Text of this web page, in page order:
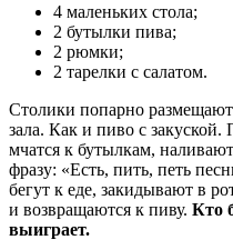
4 маленьких стола;
2 бутылки пива;
2 рюмки;
2 тарелки с салатом.
Столики попарно
зала. Как и пиво с
мчатся к бутылкам,
фразу: «Есть, пить, петь
бегут к еде, закидывают в
и возвращаются к пиву. Кто
выиграет.